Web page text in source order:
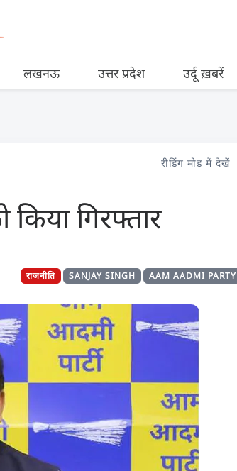
लखनऊ उत्तर प्रदेश उर्दू ख़बरें
रीडिंग मोड में देखें
गिरफ्तार
AAM AADMI PARTY
SANJAY SINGH
राजनीति